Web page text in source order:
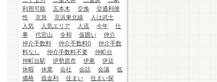
利用可能
五本木 交換
交通利便
性
京急 京浜東北線
人は武士
人気
人気エリア 人流 今年
仕
事
代官山 令和 仮囲い
仲介
仲介手数料
仲介手数料0
仲介手数
料なし
仲介手数料不要
仲町台
仲町台駅
伊勢原市 伊東
伊豆
休暇
休業 会社 会話 会議
低
価格
低金利 住まい
住まい探